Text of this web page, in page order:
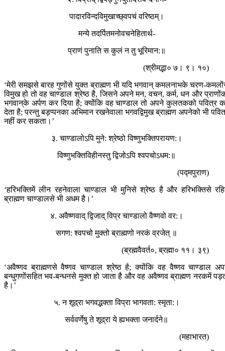
पादारविन्दविमुखाच्छ्वपचं वरिष्ठम्।
मन्ये तदर्पितमनोवचनेहितार्थ-
प्राणं पुनाति स कुलं न तु भूरिमान:॥
(श्रीमद्भा० ७। ९। १०)
‘मेरी समझसे बारह गुणोंसे युक्त ब्राह्मण भी यदि भगवान् कमलनाभके चरण-
विमुख हो तो वह चाण्डाल श्रेष्ठ है, जिसने अपने मन, वचन, कर्म, धन और
भगवान‍्के अर्पण कर दिया है; क्योंकि वह चाण्डाल तो अपने कुलतकको पवित्र
देता है; परन्तु बड़प्पनका अभिमान रखनेवाला भगवद्विमुख ब्राह्मण अपनेको भी
नहीं कर सकता।’
३. चाण्डालोऽपि मुने: श्रेष्ठो विष्णुभक्तिपरायण:।
विष्णुभक्तिविहीनस्तु द्विजोऽपि श्वपचोऽधम:॥
(पद्मपुराण)
‘हरिभक्तिमें लीन रहनेवाला चाण्डाल भी मुनिसे श्रेष्ठ है और हरिभक्तिसे
ब्राह्मण चाण्डालसे भी अधम है।’
४. अवैष्णवाद् द्विजाद् विप्र चाण्डालो वैष्णवो वर:।
सगण: श्वपचो मुक्तो ब्राह्मणो नरकं व्रजेत् ॥
(ब्रह्मवैवर्त०, ब्रह्मा० ११। ३९)
‘अवैष्णव ब्राह्मणसे वैष्णव चाण्डाल श्रेष्ठ है; क्योंकि वह वैष्णव चाण्डाल
बन्धुगणोंसहित भव-बन्धनसे मुक्त हो जाता है और वह अवैष्णव ब्राह्मण नरकमें
है।’
५. न शूद्रा भगवद्भक्ता विप्रा भागवता: स्मृता:।
सर्ववर्णेषु ते शूद्रा ये ह्यभक्ता जनार्दने॥
(महाभारत)